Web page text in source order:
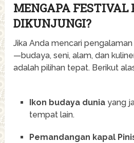
MENGAPA
DIKUNJUNGI?
Jika Anda mencari
—budaya, seni, alam, dan
adalah pilihan tepat. Berikut
Ikon budaya duniayang
tempat lain.
Pemandangan kapal